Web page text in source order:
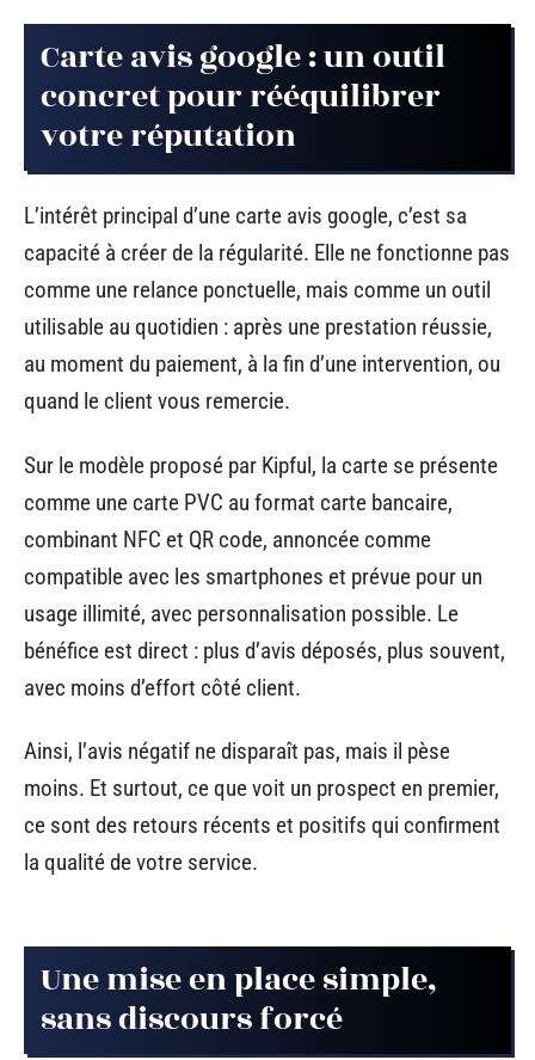
Carte avis google : un outil
concret pour rééquilibrer
votre réputation
L’intérêt principal d’une carte avis google, c’est sa
capacité à créer de la régularité. Elle ne fonctionne pas
comme une relance ponctuelle, mais comme un outil
utilisable au quotidien : après une prestation réussie,
au moment du paiement, à la fin d’une intervention, ou
quand le client vous remercie.
Sur le modèle proposé par Kipful, la carte se présente
comme une carte PVC au format carte bancaire,
combinant NFC et QR code, annoncée comme
compatible avec les smartphones et prévue pour un
usage illimité, avec personnalisation possible. Le
bénéfice est direct : plus d’avis déposés, plus souvent,
avec moins d’effort côté client.
Ainsi, l’avis négatif ne disparaît pas, mais il pèse
moins. Et surtout, ce que voit un prospect en premier,
ce sont des retours récents et positifs qui confirment
la qualité de votre service.
Une mise en place simple,
sans discours forcé